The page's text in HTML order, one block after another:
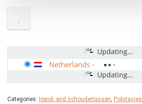
Updating...
Updating...
Netherlands -
Categories: Hand- and schoudertassen, Polstasjes